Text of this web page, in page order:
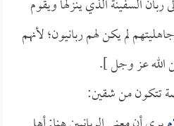
السفينة الذي ينزلها ويقوم
لم يكن لهم ربانيون؛ لأنهم
الله عز وجل ].
تتكون من شقين: